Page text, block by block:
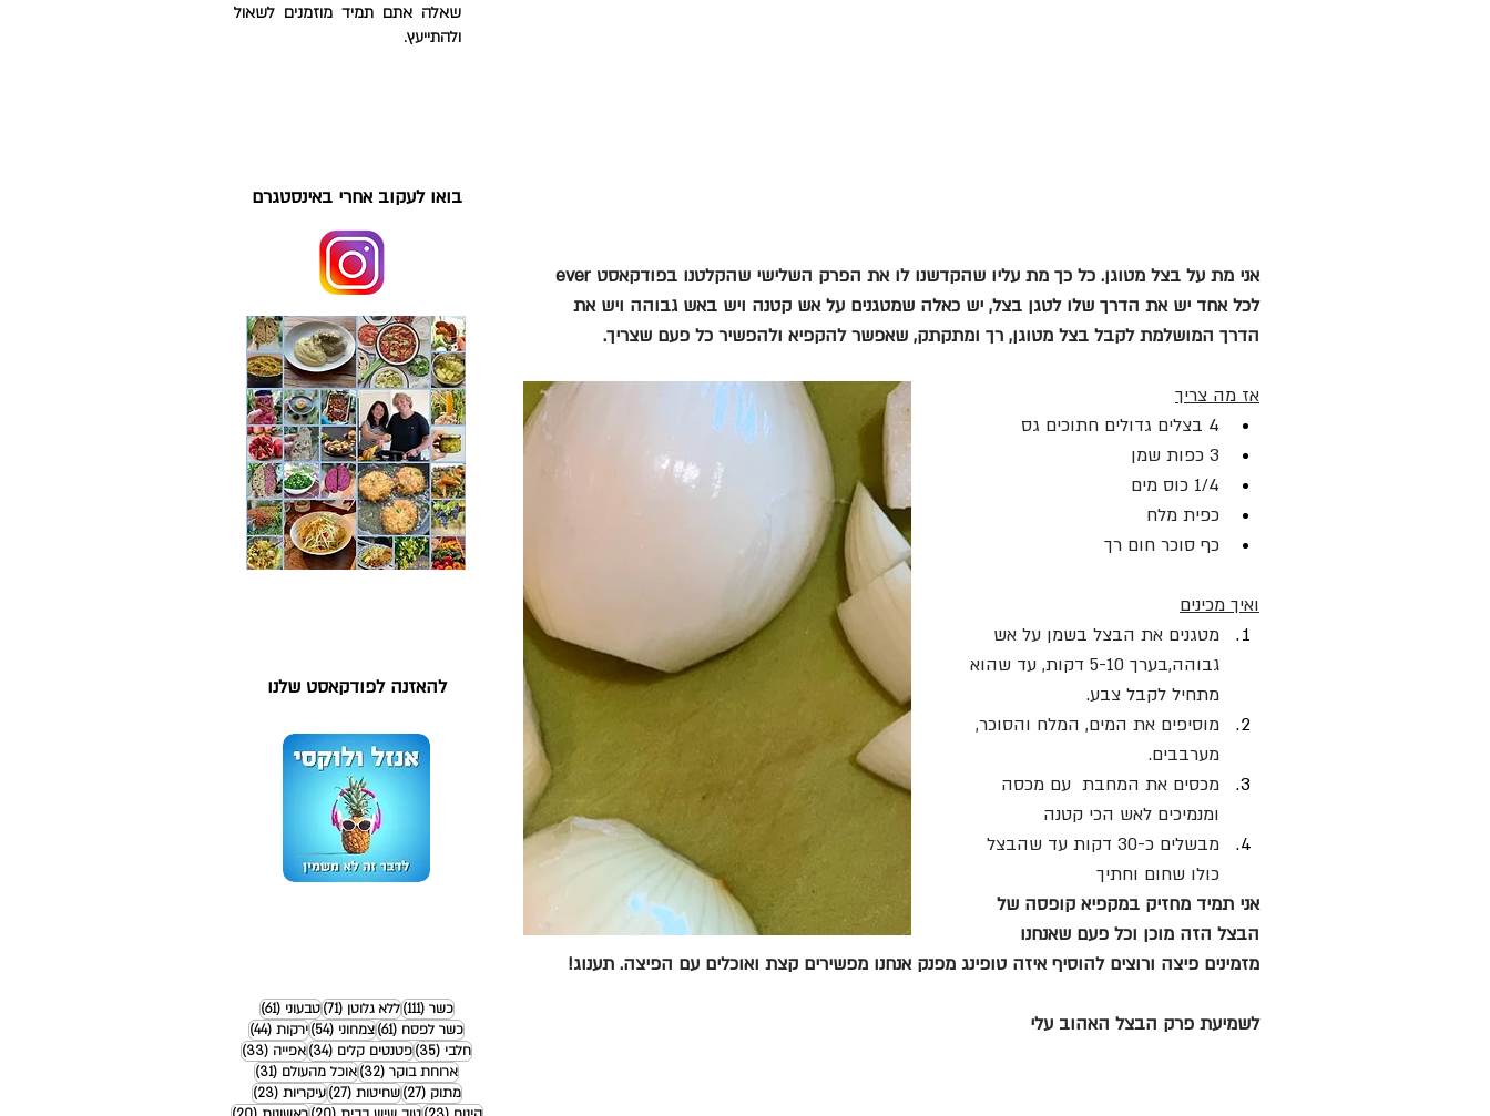
שאלה אתם תמיד מוזמנים לשאול
ולהתייעץ.
בואו לעקוב אחרי באינסטגרם
להאזנה לפודקאסט שלנו
כשר (111) 111 פוסטים
ללא גלוטן (71) 71 פוסטיםטבעוני (61)
61 פוסטים
כשר לפסח (61) 61 פוסטיםצמחוני (54) 54 פוסטים
ירקות (44)
44 פוסטים
חלבי (35) 35 פוסטים
פטנטים קלים (34) 34 פוסטים
אפייה (33)
33 פוסטים
ארוחת בוקר (32) 32 פוסטים
אוכל מהעולם (31)
31 פוסטים
מתוק (27) 27 פוסטים
שחיטות (27) 27 פוסטים
עיקריות (23)
23 פוסטים
אני מת על בצל מטוגן. כל כך מת עליו שהקדשנו לו את הפרק השלישי שהקלטנו בפודקאסט ever
לכל אחד יש את הדרך שלו לטגן בצל, יש כאלה שמטגנים על אש קטנה ויש באש גבוהה ויש את
הדרך המושלמת לקבל בצל מטוגן, רך ומתקתק, שאפשר להקפיא ולהפשיר כל פעם שצריך.
אז מה צריך
4 בצלים גדולים חתוכים גס
3 כפות שמן
1/4 כוס מים
כפית מלח
כף סוכר חום רך
ואיך מכינים
מטגנים את הבצל בשמן על אש
גבוהה,בערך 5-10 דקות, עד שהוא
מתחיל לקבל צבע.
מוסיפים את המים, המלח והסוכר,
מערבבים.
מכסים את המחבת  עם מכסה
ומנמיכים לאש הכי קטנה
מבשלים כ-30 דקות עד שהבצל
כולו שחום וחתיך
אני תמיד מחזיק במקפיא קופסה של
הבצל הזה מוכן וכל פעם שאנחנו
מזמינים פיצה ורוצים להוסיף איזה טופינג מפנק אנחנו מפשירים קצת ואוכלים עם הפיצה. תענוג!
לשמיעת פרק הבצל האהוב עלי